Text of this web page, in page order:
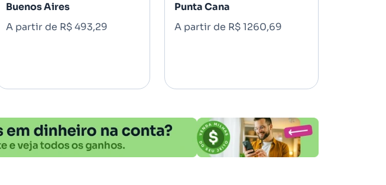
Buenos Aires
A partir de R$ 493,29
Punta Cana
A partir de R$ 1260,69